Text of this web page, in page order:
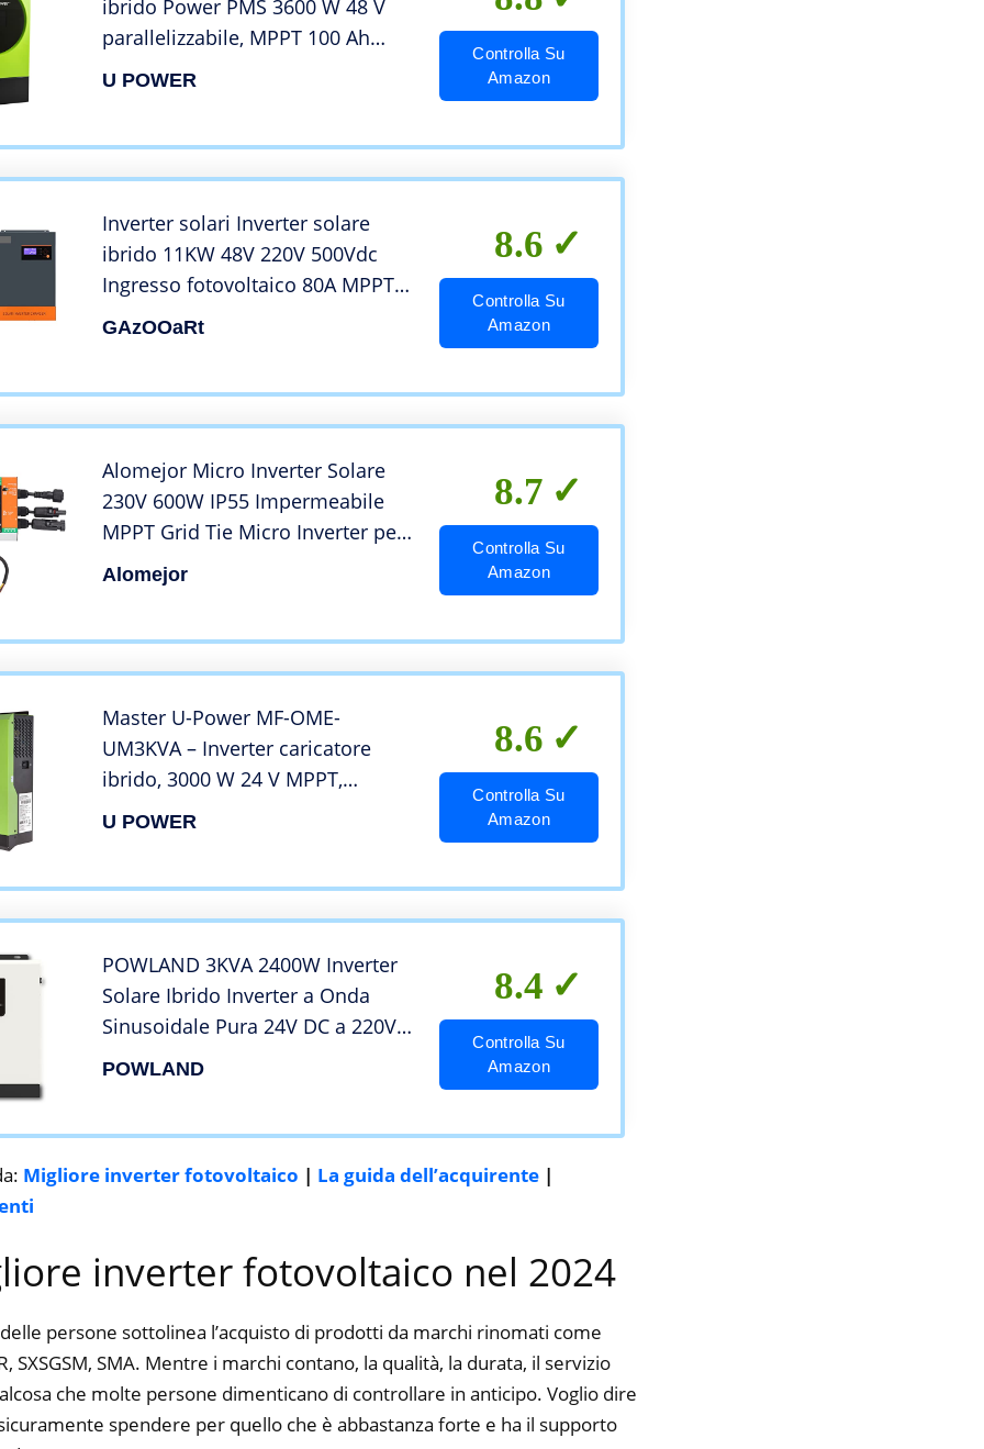
ibrido Power PMS 3600 W 48 V
parallelizzabile, MPPT 100 Ah
5000 W in pannelli con WiFi
U POWER
Controlla Su
Amazon
Inverter solari Inverter solare
ibrido 11KW 48V 220V 500Vdc
Ingresso fotovoltaico 80A MPPT
Caricatore solare e caricabatteria
GAzOOaRt
8.6
Controlla Su
Amazon
Alomejor Micro Inverter Solare
230V 600W IP55 Impermeabile
MPPT Grid Tie Micro Inverter per
Piccoli Impianti Solari
Alomejor
8.7
Controlla Su
Amazon
Master U-Power MF-OME-
UM3KVA – Inverter caricatore
ibrido, 3000 W 24 V MPPT,
Verde/Nero
U POWER
8.6
Controlla Su
Amazon
POWLAND 3KVA 2400W Inverter
Solare Ibrido Inverter a Onda
Sinusoidale Pura 24V DC a 220V
230V AC 50A PWM Regolatore di
POWLAND
8.4
Controlla Su
Amazon
Migliore inverter fotovoltaico | La guida dell’acquirente |
inverter fotovoltaico nel 2024
persone sottolinea l’acquisto di prodotti da marchi rinomati come
SXSGSM, SMA. Mentre i marchi contano, la qualità, la durata, il servizio
che molte persone dimenticano di controllare in anticipo. Voglio dire
spendere per quello che è abbastanza forte e ha il supporto